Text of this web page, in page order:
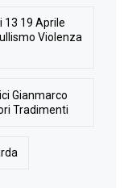
19 Aprile
Violenza
Gianmarco
Tradimenti